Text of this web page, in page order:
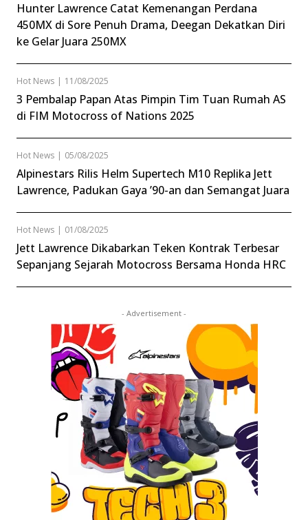
Hunter Lawrence Catat Kemenangan Perdana
450MX di Sore Penuh Drama, Deegan Dekatkan Diri
ke Gelar Juara 250MX
Hot News | 11/08/2025
3 Pembalap Papan Atas Pimpin Tim Tuan Rumah AS
di FIM Motocross of Nations 2025
Hot News | 05/08/2025
Alpinestars Rilis Helm Supertech M10 Replika Jett
Lawrence, Padukan Gaya ’90-an dan Semangat Juara
Hot News | 01/08/2025
Jett Lawrence Dikabarkan Teken Kontrak Terbesar
Sepanjang Sejarah Motocross Bersama Honda HRC
- Advertisement -